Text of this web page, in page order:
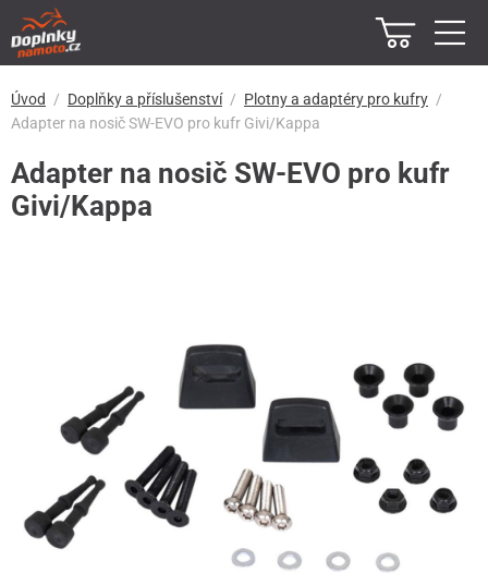
Úvod Doplňky a příslušenství
Plotny a adaptéry pro kufry
Adapter na nosič SW-EVO pro kufr Givi/Kappa
Adapter na nosič SW-EVO pro kufr
Givi/Kappa